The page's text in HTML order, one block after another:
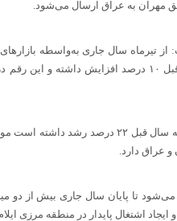
مهران به عراق ارسال می‌شود.
تیرماه سال جاری به‌واسطه بازارهای
کمری گفت: ترانزیت کالا نیز در نیمه نخست سال ۱۴۰۴ نسبت به مدت
عراق دارد.
تا پایان سال جاری بیش از دو
اشتغال پایدار در منطقه مرزی